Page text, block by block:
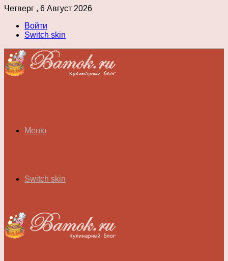
Четверг , 6 Август 2026
Войти
Switch skin
Меню
Switch skin